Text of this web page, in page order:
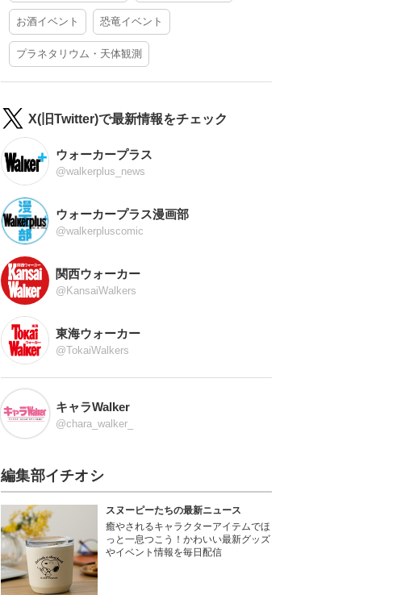
お酒イベント 恐竜イベント
プラネタリウム・天体観測
X(旧Twitter)で最新情報をチェック
ウォーカープラス
@walkerplus_news
ウォーカープラス漫画部
@walkerpluscomic
関西ウォーカー
@KansaiWalkers
東海ウォーカー
@TokaiWalkers
キャラWalker
@chara_walker_
編集部イチオシ
スヌーピーたちの最新ニュース
癒やされるキャラクターアイテムでほ
っと一息つこう！かわいい最新グッズ
やイベント情報を毎日配信